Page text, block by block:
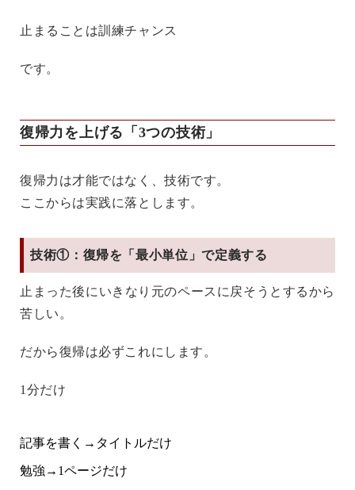
止まることは訓練チャンス
です。
復帰力を上げる「3つの技術」
復帰力は才能ではなく、技術です。
ここからは実践に落とします。
技術①：復帰を「最小単位」で定義する
止まった後にいきなり元のペースに戻そうとするから
苦しい。
だから復帰は必ずこれにします。
1分だけ
記事を書く→タイトルだけ
勉強→1ページだけ